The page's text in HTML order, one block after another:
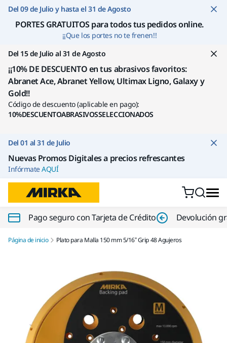
Ir a contenido
Del 09 de Julio y hasta el 31 de Agosto
PORTES GRATUITOS para todos tus pedidos online.
¡¡Que los portes no te frenen!!
Del 15 de Julio al 31 de Agosto
¡¡10% DE DESCUENTO en tus abrasivos favoritos:
Abranet Ace, Abranet Yellow, Ultimax Ligno, Galaxy y
Gold!!
Código de descuento (aplicable en pago):
10%DESCUENTOABRASIVOSSELECCIONADOS
Del 01 al 31 de Julio
Nuevas Promos Digitales a precios refrescantes
InfórmateAQUÍ
Pago seguro con Tarjeta de Crédito Devolución
Página de inicio Plato para Malla 150 mm 5/16” Grip 48 Agujeros